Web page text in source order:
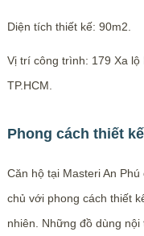
Diện tích thiết kế: 90m2.
Vị trí công trình: 179 Xa
TP.HCM.
Phong cách thiết kế
Căn hộ tại Masteri An
chủ với phong cách thiết
nhiên. Những đồ dùng